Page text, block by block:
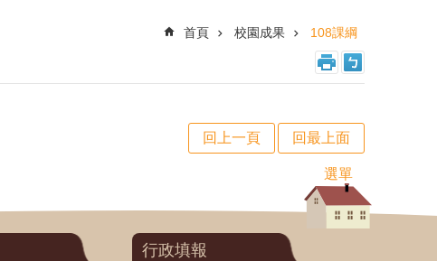
首頁 校園成果 108課綱
回上一頁 回最上面
選單
行政填報